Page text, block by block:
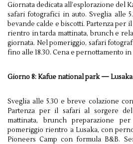
Giornata dedicata all’esplorazione del
safari fotografici in auto. Sveglia alle
bevande calde e biscotti. Partenza per
rientro in tarda mattinata, brunch e
giornata. Nel pomeriggio, safari
fino alle 18.30. Cena e pernottamento in
Giorno 8: Kafue national park — Lusaka
Sveglia alle 5.30 e breve colazione
Partenza per il safari al sorgere
mattinata, brunch preparazione
pomeriggio rientro a Lusaka, con
Pioneers Camp con formula B&B.